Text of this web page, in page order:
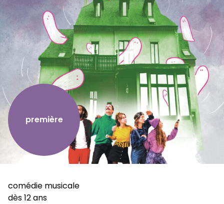
première
comédie musicale
dès 12 ans